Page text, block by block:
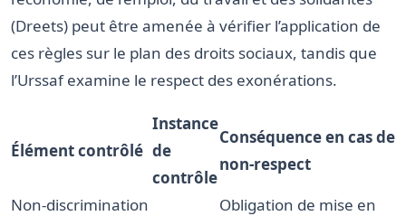
(Dreets) peut être amenée à vérifier l’application de
ces règles sur le plan des droits sociaux, tandis que
l’Urssaf examine le respect des exonérations.
Élément contrôlé
Instance
de
contrôle
Conséquence en cas de
non-respect
Non-discrimination
Obligation de mise en